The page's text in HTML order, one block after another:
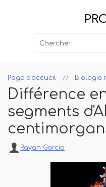
Page d'accueil Biologie
Différence
segments
Rayan Garcia